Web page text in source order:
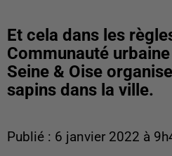
Et cela dans les
Communauté
Seine & Oise
sapins dans la ville.
Publié : 6 janvier 2022 à